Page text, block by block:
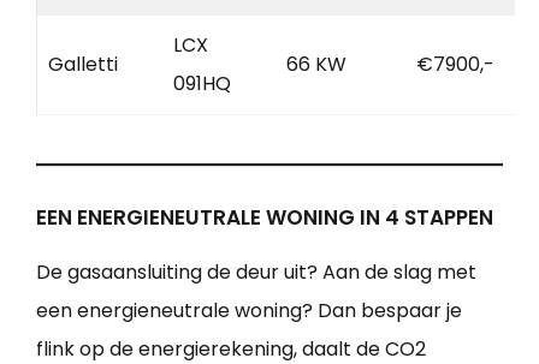
Galletti
LCX
091HQ
66 KW €7900,-
EEN ENERGIENEUTRALE WONING IN 4 STAPPEN
De gasaansluiting de deur uit? Aan de slag met
een energieneutrale woning? Dan bespaar je
flink op de energierekening, daalt de CO2